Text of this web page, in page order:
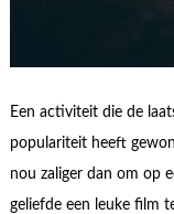
Een activiteit die de
populariteit heeft
nou zaliger dan om op
geliefde een leuke film